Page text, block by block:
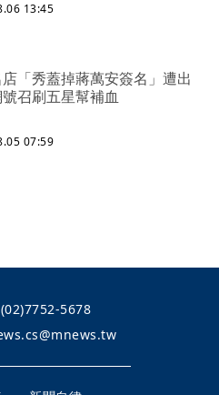
13:45
「秀蓋掉蔣萬安簽名」遭出
召刷五星幫補血
07:59
(02)7752-5678